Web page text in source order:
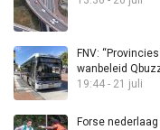
FNV:
wanbeleid
19:44 - 21 juli
Forse